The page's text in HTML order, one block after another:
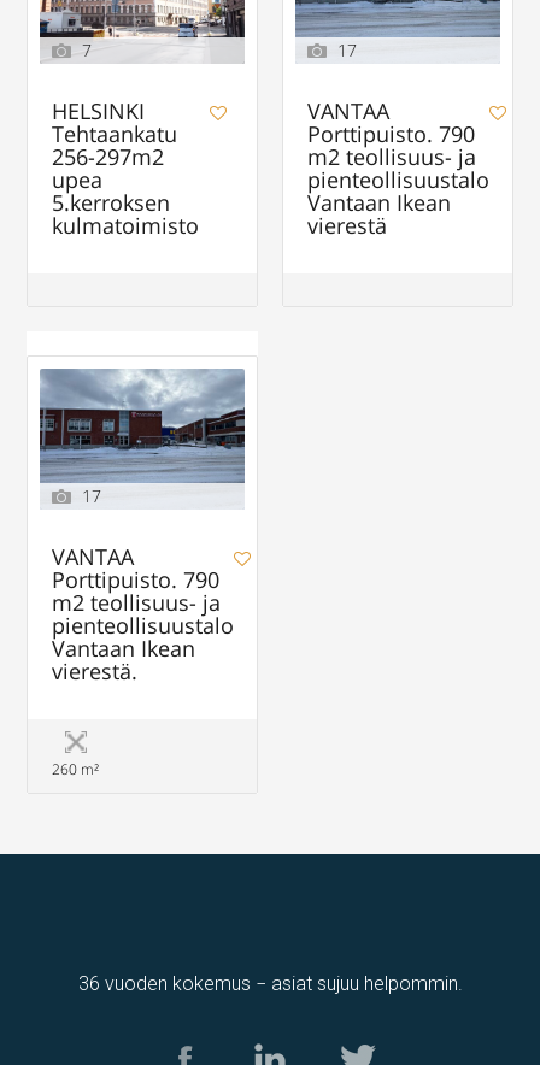
7
HELSINKI
Tehtaankatu
256-297m2
upea
5.kerroksen
kulmatoimisto
17
VANTAA
Porttipuisto. 790
m2 teollisuus- ja
pienteollisuustalo
Vantaan Ikean
vierestä
17
VANTAA
Porttipuisto. 790
m2 teollisuus- ja
pienteollisuustalo
Vantaan Ikean
vierestä.
260 m²
36 vuoden kokemus − asiat sujuu helpommin.